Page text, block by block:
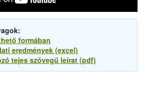
formában
eredmények (excel)
tejes szövegű leirat (pdf)